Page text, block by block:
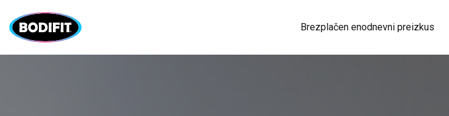
Brezplačen enodnevni preizkus